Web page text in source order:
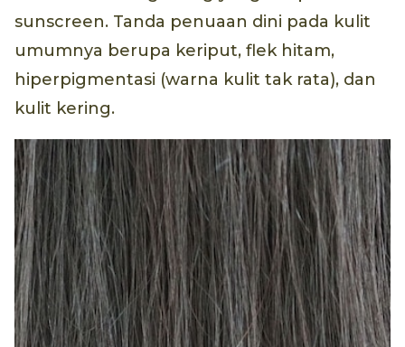
sunscreen. Tanda penuaan dini pada kulit
umumnya berupa keriput, flek hitam,
hiperpigmentasi (warna kulit tak rata), dan
kulit kering.